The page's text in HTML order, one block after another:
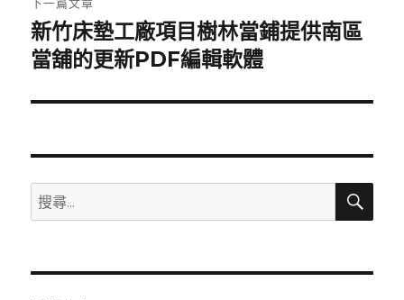
下
一
文
新竹床墊工廠項目樹林當鋪提供南區
當舖的更新PDF編輯軟體
搜
尋
鍵
搜